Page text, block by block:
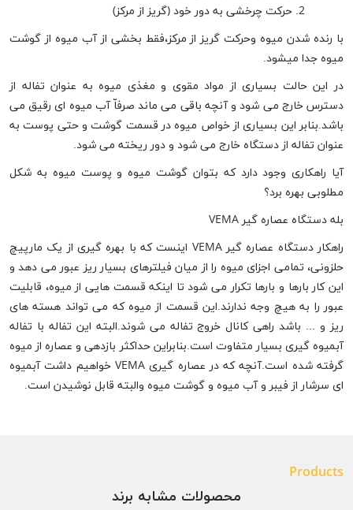
حرکت چرخشی به دور خود (گریز از مرکز)
با رنده شدن میوه وحرکت گریز از مرکز،فقط بخشی از آب میوه از گوشت
میوه جدا میشود.
در این حالت بسیاری از مواد مقوی و مغذی میوه به عنوان تفاله از
دسترس خارج می شود و آنچه باقی می ماند صرفاّ آب میوه ای رقیق می
باشد.بنابر این بسیاری از خواص میوه در قسمت گوشت و حتی پوست به
عنوان تفاله از دستگاه خارج می شود و دور ریخته می شود.
آیا راهکاری وجود دارد که بتوان گوشت میوه و پوست میوه به شکل
مطلوبی بهره برد؟
بله دستگاه عصاره گیر VEMA
راهکار دستگاه عصاره گیر VEMA اینست که با بهره گیری از یک مارپیچ
حلزونی، تمامی اجزای میوه را از میان فیلترهای بسیار ریز عبور می دهد و
این کار بارها و بارها تکرار می شود تا اینکه قسمت هایی از میوه، قابلیت
عبور را به هیچ وجه ندارند.این قسمت از میوه که می تواند هسته های
ریز و ... باشد راهی کانال خروج تفاله می شوند.البته این تفاله با تفاله
آبمیوه گیری بسیار متفاوت است.بنابراین حداکثر بازدهی و عصاره از میوه
گرفته شده است.آنچه که در عصاره گیری VEMA خواهیم داشت آبمیوه
ای سرشار از فیبر و آب میوه و گوشت میوه والبته قابل نوشیدن است.
Products
محصولات مشابه برند